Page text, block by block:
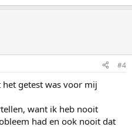
#4
getest was voor mij
want ik heb nooit
had en ook nooit dat